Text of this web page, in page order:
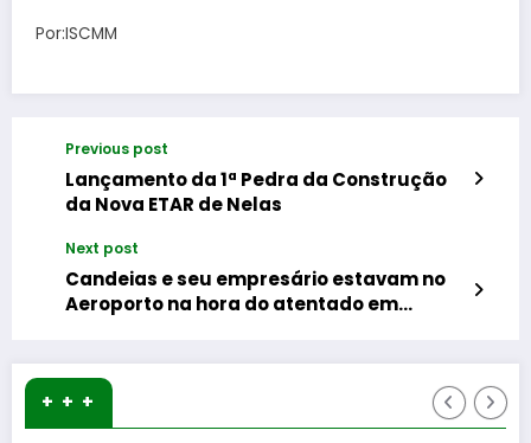
Por:ISCMM
Previous post
Lançamento da 1ª Pedra da Construção
da Nova ETAR de Nelas
Next post
Candeias e seu empresário estavam no
Aeroporto na hora do atentado em
+ + +